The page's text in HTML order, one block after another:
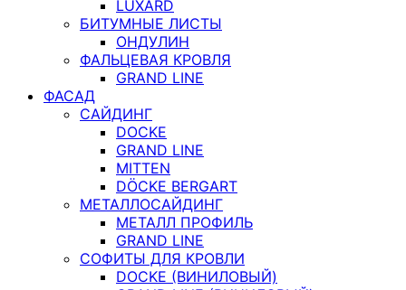
LUXARD
БИТУМНЫЕ ЛИСТЫ
ОНДУЛИН
ФАЛЬЦЕВАЯ КРОВЛЯ
GRAND LINE
ФАСАД
САЙДИНГ
DOCKE
GRAND LINE
MITTEN
DÖCKE BERGART
МЕТАЛЛОСАЙДИНГ
МЕТАЛЛ ПРОФИЛЬ
GRAND LINE
СОФИТЫ ДЛЯ КРОВЛИ
DOCKE (ВИНИЛОВЫЙ)